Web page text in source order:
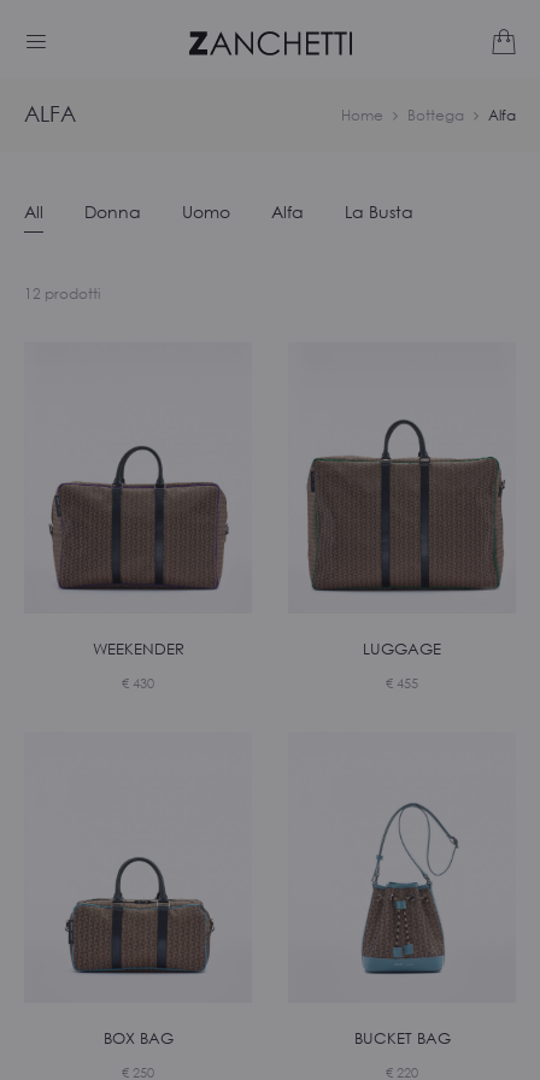
ALFA Home Bottega Alfa
All Donna Uomo Alfa La Busta
12 prodottiVisualizzazione
WEEKENDER
€ 430
LUGGAGE
€ 455
BOX BAG
€ 250
BUCKET BAG
€ 220